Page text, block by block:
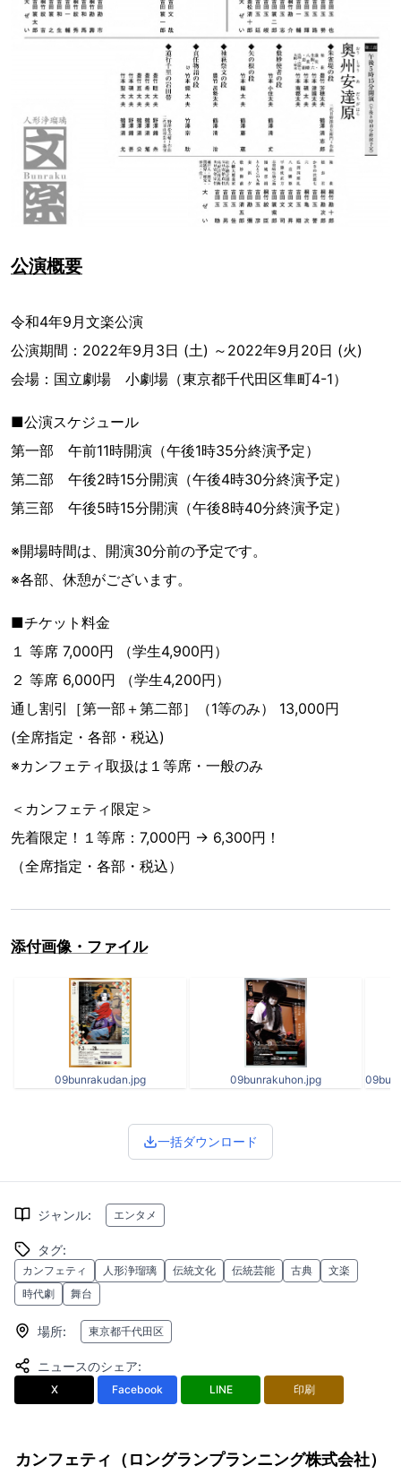
公演概要
令和4年9月文楽公演
公演期間：2022年9月3日 (土) ～2022年9月20日 (火)
会場：国立劇場 小劇場（東京都千代田区隼町4-1）
■公演スケジュール
第一部 午前11時開演（午後1時35分終演予定）
第二部 午後2時15分開演（午後4時30分終演予定）
第三部 午後5時15分開演（午後8時40分終演予定）
※開場時間は、開演30分前の予定です。
※各部、休憩がございます。
■チケット料金
１ 等席 7,000円 （学生4,900円）
２ 等席 6,000円 （学生4,200円）
通し割引［第一部＋第二部］（1等のみ） 13,000円
(全席指定・各部・税込)
※カンフェティ取扱は１等席・一般のみ
＜カンフェティ限定＞
先着限定！１等席：7,000円 → 6,300円！
（全席指定・各部・税込）
添付画像・ファイル
09bunrakudan.jpg 09bunrakuhon.jpg
一括ダウンロード
ジャンル: エンタメ
タグ:
カンフェティ 人形浄瑠璃 伝統文化 伝統芸能 古典
文楽
時代劇
舞台
場所: 東京都千代田区
ニュースのシェア:
X Facebook LINE 印刷
カンフェティ（ロングランプランニング株式会社）